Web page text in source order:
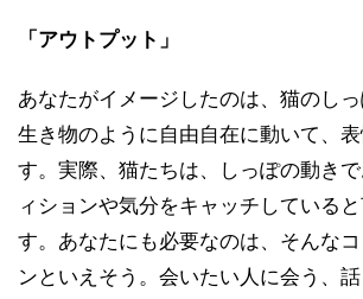
「アウトプット」
あなたがイメージしたのは、猫のし
生き物のように自由自在に動いて、
す。実際、猫たちは、しっぽの動き
ィションや気分をキャッチしている
す。あなたにも必要なのは、そんな
ンといえそう。会いたい人に会う、